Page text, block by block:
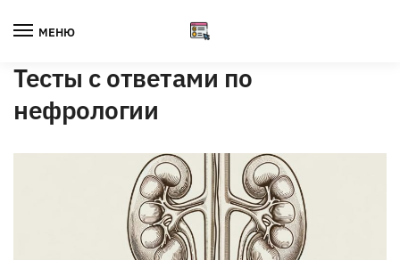
МЕНЮ
Тесты с ответами по
нефрологии